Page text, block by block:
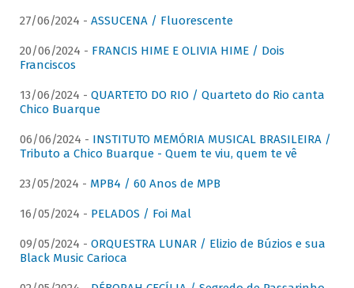
27/06/2024 - ASSUCENA / Fluorescente
20/06/2024 - FRANCIS HIME E OLIVIA HIME / Dois
Franciscos
13/06/2024 - QUARTETO DO RIO / Quarteto do Rio canta
Chico Buarque
06/06/2024 - INSTITUTO MEMÓRIA MUSICAL BRASILEIRA /
Tributo a Chico Buarque - Quem te viu, quem te vê
23/05/2024 - MPB4 / 60 Anos de MPB
16/05/2024 - PELADOS / Foi Mal
09/05/2024 - ORQUESTRA LUNAR / Elizio de Búzios e sua
Black Music Carioca